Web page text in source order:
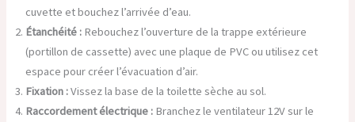
cuvette et bouchez l’arrivée d’eau.
Étanchéité :Rebouchez l’ouverture de la trappe extérieure
(portillon de cassette) avec une plaque de PVC ou utilisez cet
espace pour créer l’évacuation d’air.
Fixation :Vissez la base de la toilette sèche au sol.
Raccordement électrique :Branchez le ventilateur 12V sur le